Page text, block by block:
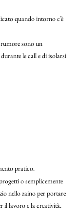
quando intorno c’è
sono un
le call e di isolarsi
pratico.
o semplicemente
nello zaino per portare
il lavoro e la creatività.